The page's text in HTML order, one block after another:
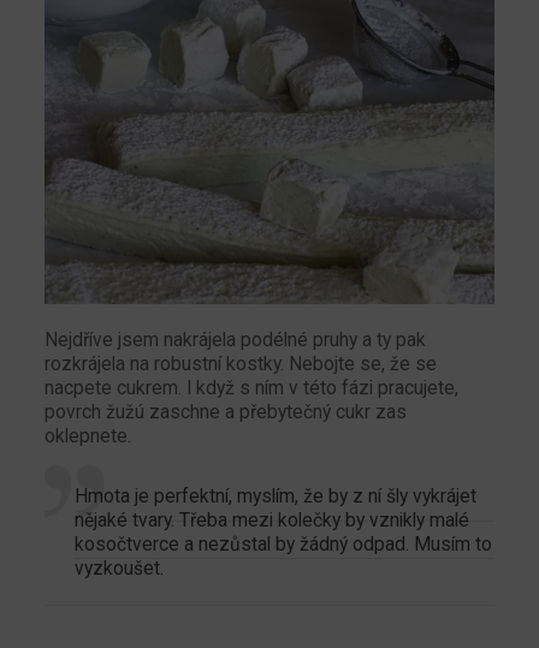
Nejdříve jsem nakrájela podélné pruhy a ty pak
rozkrájela na robustní kostky. Nebojte se, že se
nacpete cukrem. I když s ním v této fázi pracujete,
povrch žužú zaschne a přebytečný cukr zas
oklepnete.
Hmota je perfektní, myslím, že by z ní šly vykrájet
nějaké tvary. Třeba mezi kolečky by vznikly malé
kosočtverce a nezůstal by žádný odpad. Musím to
vyzkoušet.